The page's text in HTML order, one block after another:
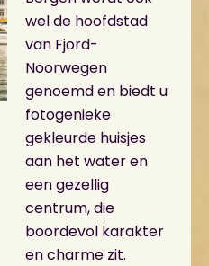
wel de hoofdstad
van Fjord-
Noorwegen
genoemd en biedt u
fotogenieke
gekleurde huisjes
aan het water en
een gezellig
centrum, die
boordevol karakter
en charme zit.